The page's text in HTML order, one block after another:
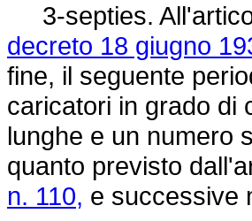
3-septies.
decreto 18 giugno
fine, il seguente
caricatori in grado di
lunghe e un numero
quanto previsto
n. 110, e successive